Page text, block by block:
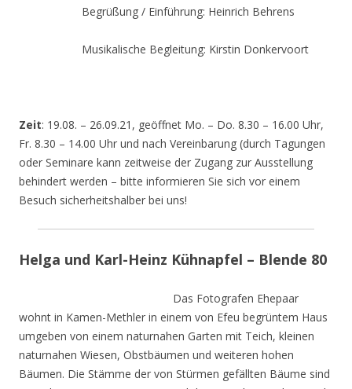
Begrüßung / Einführung: Heinrich Behrens
Musikalische Begleitung: Kirstin Donkervoort
Zeit: 19.08. – 26.09.21, geöffnet Mo. – Do. 8.30 – 16.00 Uhr,
Fr. 8.30 – 14.00 Uhr und nach Vereinbarung (durch Tagungen
oder Seminare kann zeitweise der Zugang zur Ausstellung
behindert werden – bitte informieren Sie sich vor einem
Besuch sicherheitshalber bei uns!
Helga und Karl-Heinz Kühnapfel – Blende 80
Das Fotografen Ehepaar
wohnt in Kamen-Methler in einem von Efeu begrüntem Haus
umgeben von einem naturnahen Garten mit Teich, kleinen
naturnahen Wiesen, Obstbäumen und weiteren hohen
Bäumen. Die Stämme der von Stürmen gefällten Bäume sind